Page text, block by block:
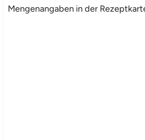
Mengenangaben in der